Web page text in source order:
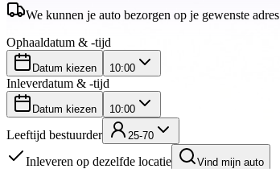
We kunnen je auto bezorgen op je gewenste adres
Ophaaldatum & -tijd
Datum kiezen 10:00
Inleverdatum & -tijd
Datum kiezen 10:00
Leeftijd bestuurder 25-70
Inleveren op dezelfde locatie Vind mijn auto